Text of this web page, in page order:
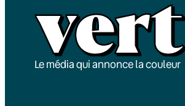
Le média qui annonce la couleur